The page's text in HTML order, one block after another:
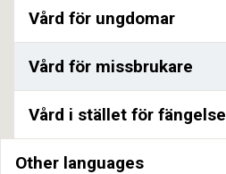
Vård för ungdomar
Vård för missbrukare
Vård i stället för fängelse
Other languages